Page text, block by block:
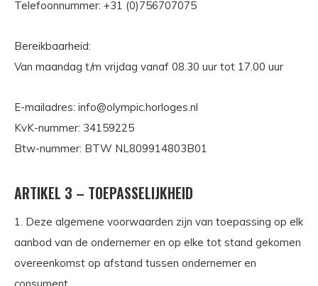
Telefoonnummer: +31 (0)756707075
Bereikbaarheid:
Van maandag t/m vrijdag vanaf 08.30 uur tot 17.00 uur
E-mailadres: info@olympic.horloges.nl
KvK-nummer: 34159225
Btw-nummer: BTW NL809914803B01
ARTIKEL 3 – TOEPASSELIJKHEID
1. Deze algemene voorwaarden zijn van toepassing op elk
aanbod van de ondernemer en op elke tot stand gekomen
overeenkomst op afstand tussen ondernemer en